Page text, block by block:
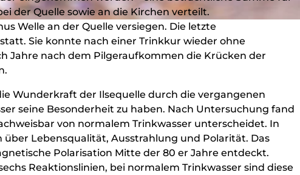
der Quelle sowie an die Kirchen verteilt.
Welle an der Quelle versiegen. Die letzte
Sie konnte nach einer Trinkkur wieder ohne
Jahre nach dem Pilgeraufkommen die Krücken der
Wunderkraft der Ilsequelle durch die vergangenen
seine Besonderheit zu haben. Nach Untersuchung fand
von normalem Trinkwasser unterscheidet. In
Lebensqualität, Ausstrahlung und Polarität. Das
Polarisation Mitte der 80 er Jahre entdeckt.
Reaktionslinien, bei normalem Trinkwasser sind diese